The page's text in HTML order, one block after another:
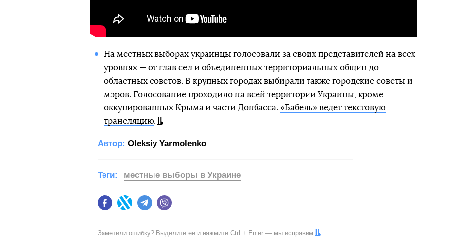
На местных выборах украинцы голосовали за своих представителей на всех
уровнях — от глав сел и объединенных территориальных общин до
областных советов. В крупных городах выбирали также городские советы и
мэров. Голосование проходило на всей территории Украины, кроме
оккупированных Крыма и части Донбасса. «Бабель» ведет текстовую
трансляцию.
Автор: Oleksiy Yarmolenko
FacebookTwitter Telegram
Теги: местные выборы в Украине
Заметили ошибку? Выделите ее и нажмите Ctrl + Enter — мы исправим